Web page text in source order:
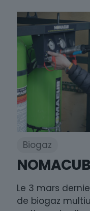
Biogaz
Le 3 mars
de biogaz